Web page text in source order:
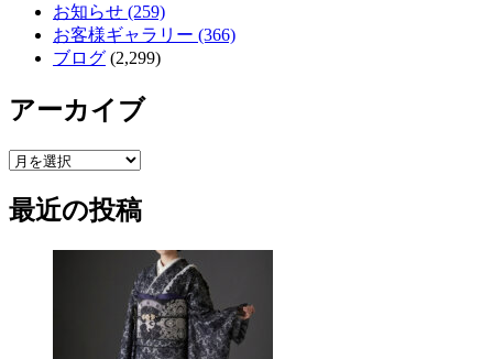
お知らせ (259)
お客様ギャラリー (366)
ブログ (2,299)
アーカイブ
ア
カ
イ
最近の投稿